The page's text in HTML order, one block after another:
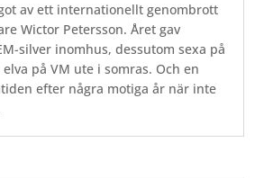
av ett internationellt genombrott
Wictor Petersson. Året gav
silver inomhus, dessutom sexa på
på VM ute i somras. Och en
efter några motiga år när inte